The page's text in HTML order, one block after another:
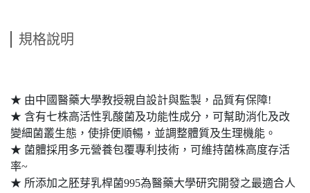
規格說明
★ 由中國醫藥大學教授親自設計與監製，品質有保障!
★ 含有七株高活性乳酸菌及功能性成分，可幫助消化及改
變細菌叢生態，使排便順暢，並調整體質及生理機能。
★ 菌體採用多元營養包覆專利技術，可維持菌株高度存活
率~
★ 所添加之胚芽乳桿菌995為醫藥大學研究開發之最適合人